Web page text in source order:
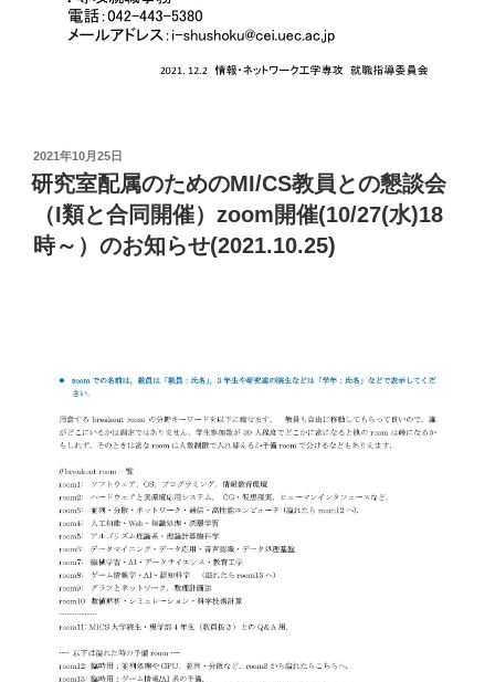
投
稿
日:
2021年10月25日
研究室配属のためのMI/CS教員との懇談会
（I類と合同開催）zoom開催(10/27(水)18
時～）のお知らせ(2021.10.25)